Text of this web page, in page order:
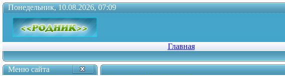
Понедельник, 10.08.2026, 07:09
Главная
Меню сайта